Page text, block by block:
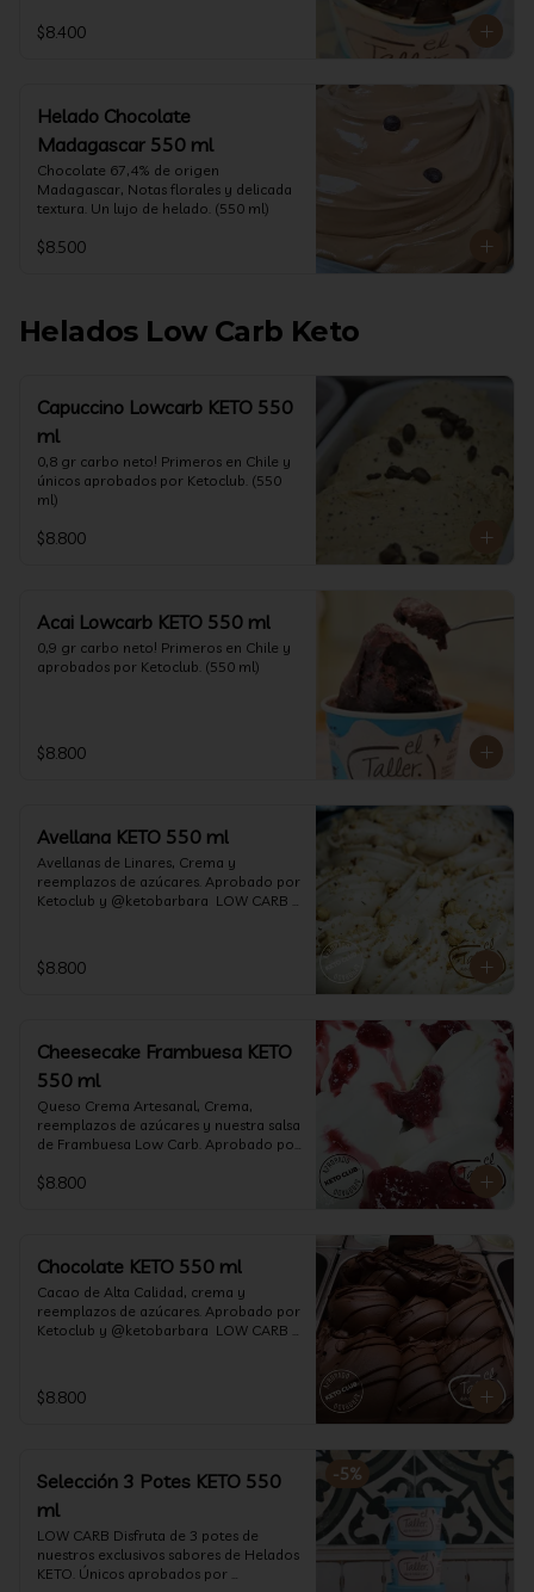
$8.400
Helado Chocolate
Madagascar 550 ml
Chocolate 67,4% de origen
Madagascar, Notas florales y delicada
textura. Un lujo de helado. (550 ml)
$8.500
Helados Low Carb Keto
Capuccino Lowcarb KETO 550
ml
0,8 gr carbo neto! Primeros en Chile y
únicos aprobados por Ketoclub. (550
ml)
$8.800
Acai Lowcarb KETO 550 ml
0,9 gr carbo neto! Primeros en Chile y
aprobados por Ketoclub. (550 ml)
$8.800
Avellana KETO 550 ml
Avellanas de Linares, Crema y
reemplazos de azúcares. Aprobado por
Ketoclub y @ketobarbara  LOW CARB
$8.800
Cheesecake Frambuesa KETO
550 ml
Queso Crema Artesanal, Crema,
reemplazos de azúcares y nuestra salsa
de Frambuesa Low Carb. Aprobado por
KETO. (550 ml)
$8.800
Chocolate KETO 550 ml
Cacao de Alta Calidad, crema y
reemplazos de azúcares. Aprobado por
Ketoclub y @ketobarbara  LOW CARB
$8.800
-5%
Selección 3 Potes KETO 550
ml
LOW CARB Disfruta de 3 potes de
nuestros exclusivos sabores de Helados
KETO. Únicos aprobados por